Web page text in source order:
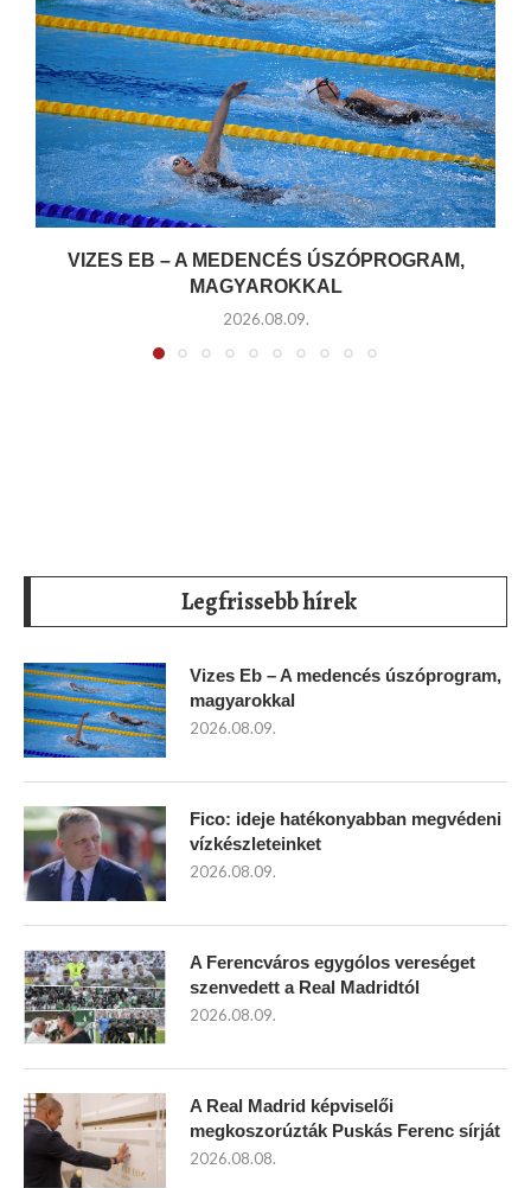
VIZES EB – A MEDENCÉS ÚSZÓPROGRAM,
MAGYAROKKAL
2026.08.09.
Legfrissebb hírek
Vizes Eb – A medencés úszóprogram,
magyarokkal
2026.08.09.
Fico: ideje hatékonyabban megvédeni
vízkészleteinket
2026.08.09.
A Ferencváros egygólos vereséget
szenvedett a Real Madridtól
2026.08.09.
A Real Madrid képviselői
megkoszorúzták Puskás Ferenc sírját
2026.08.08.